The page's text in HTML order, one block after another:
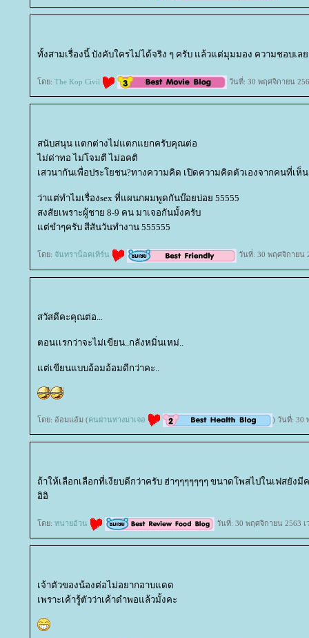
ทั้งสามเรื่องนี้ บังคับใครไม่ได้จริง ๆ ครับ แล้วแต่มุมมอง ความชอบเล
ดย: The Kop Civil วันที่: 30 พฤศจิกายน
สนับสนุน แตกต่างไม่แตกแยกครับคุณต่อ
ไม่ด่าทอ ไม่โจมตี ไม่อคติ
เสวนากันเพื่อประโยชน?ทางความคิด เปิดความคิดตัวเองจากคนที่เห็
ว่าแต่ทำไมเรื่องsex ที่แผนกผมพูดกันบ๊อยบ่อย 55555
สงสัยเพราะผู้ชาย 8-9 คน มาเจอกันมั้งครับ
ต่ขำๆครับ สีสันวันทำงาน 555555
ดย: จันทราน็อคเทิร์น วันที่: 30 พฤศจิกายน
สวัสดีคะคุณต่อ...
ตอนเเรกว่าจะไม่เขียน..กลังหมิ่นเหม่..
ต่เขียนแบบอ้อมอ้อมดีกว่าคะ..
ดย: อ้อมแอ้ม (คนผ่านทางมาเจอ ) วันที่: 30
ถ้าให้เลือกเลือกที่เงียบดีกว่าครับ ฮ่าๆๆๆๆๆๆๆ ขนาดโพสไปในเฟสยัง
อิอิ
ดย: ทนายอ้วน วันที่: 30 พฤศจิกายน 2563 เ
เจ้าตัวของน้องต่อไม่อยากอาบแดด
เพราะเค้ารู้ตัวว่าเค้าดำพอแล้วมั้งคะ